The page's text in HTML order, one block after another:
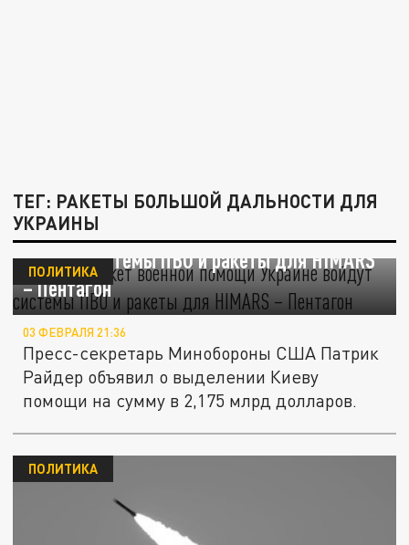
ТЕГ: РАКЕТЫ БОЛЬШОЙ ДАЛЬНОСТИ ДЛЯ
УКРАИНЫ
В новый пакет военной помощи Украине
войдут системы ПВО и ракеты для HIMARS
– Пентагон
ПОЛИТИКА
03 ФЕВРАЛЯ 21:36
Пресс-секретарь Минобороны США Патрик
Райдер объявил о выделении Киеву
помощи на сумму в 2,175 млрд долларов.
ПОЛИТИКА